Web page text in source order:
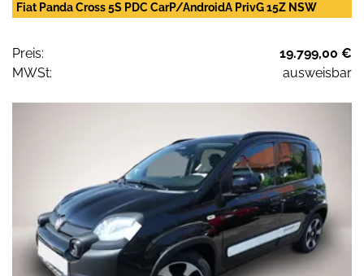
Fiat Panda Cross 5S PDC CarP/AndroidA PrivG 15Z NSW
Preis:
19.799,00 €
MWSt:
ausweisbar